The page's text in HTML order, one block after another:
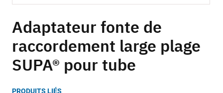
to
the
beginning
of
the
gallery
Adaptateur fonte de
raccordement large plage
SUPA® pour tube
PRODUITS LIÉS